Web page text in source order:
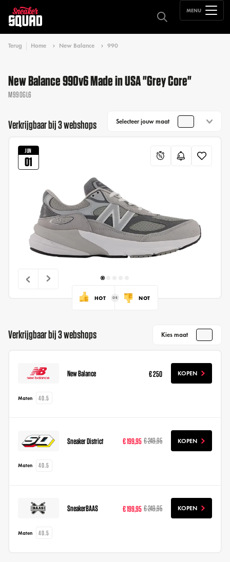
MENU
Terug Home New Balance 990
New Balance 990v6 Made in USA "Grey Core"
M990GL6
Verkrijgbaar bij 3 webshops Selecteer jouw maat
JUN
01
HOT NOT
Verkrijgbaar bij 3 webshops Kies maat
New Balance € 250 KOPEN
Maten 40.5
Sneaker District € 199,95 € 249,95 KOPEN
Maten 40.5
SneakerBAAS € 199,95 € 249,95 KOPEN
Maten 40.5